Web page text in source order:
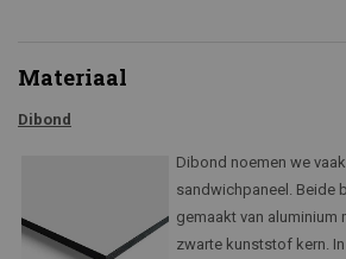
Materiaal
Dibond
Dibond noemen we
sandwichpaneel. Beide
gemaakt van aluminium
zwarte kunststof kern.